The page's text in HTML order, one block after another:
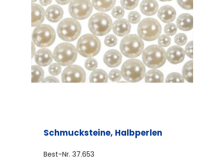
Schmucksteine, Halbperlen
Best-Nr. 37.653